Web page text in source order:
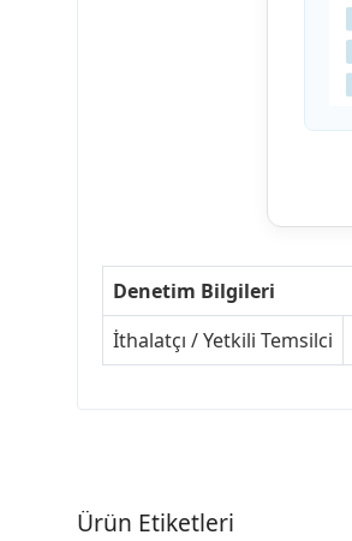
Denetim Bilgileri
İthalatçı / Yetkili Temsilci
Ürün Etiketleri